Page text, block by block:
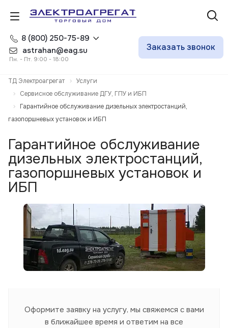
8 (800) 250-75-89
astrahan@eag.su
Пн. - Пт. 9:00 - 18:00
Заказать звонок
ТД Электроагрегат
Услуги
Сервисное обслуживание ДГУ, ГПУ и ИБП
Гарантийное обслуживание дизельных электростанций,
газопоршневых установок и ИБП
Гарантийное обслуживание
дизельных электростанций,
газопоршневых установок и
ИБП
Оформите заявку на услугу, мы свяжемся с вами
в ближайшее время и ответим на все